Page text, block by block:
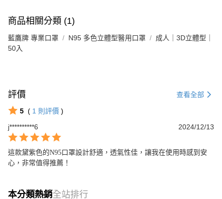
商品相關分類 (1)
藍鷹牌 專業口罩 N95 多色立體型醫用口罩
成人｜3D立體型｜
50入
評價 查看全部
5 ( 1 則評價 )
j**********6
2024/12/13
這款黛紫色的N95口罩設計舒適，透氣性佳，讓我在使用時感到安
心，非常值得推薦！
本分類熱銷全站排行